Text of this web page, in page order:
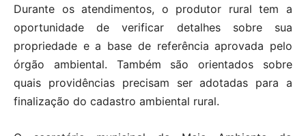
Durante os atendimentos, o produtor rural tem a
oportunidade de verificar detalhes sobre sua
propriedade e a base de referência aprovada pelo
órgão ambiental. Também são orientados sobre
quais providências precisam ser adotadas para a
finalização do cadastro ambiental rural.